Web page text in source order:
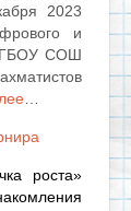
2023
и
ГБОУ СОШ
…
роста»